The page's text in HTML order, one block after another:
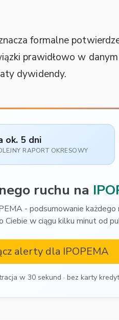
formalne
prawidłowo w
dywidendy.
ok. 5 dni
RAPORT OKRESOWY
ruchu na
- podsumowanie
Ciebie w ciągu kilku minut od
alerty dla IPOPEMA
w 30 sekund · bez karty